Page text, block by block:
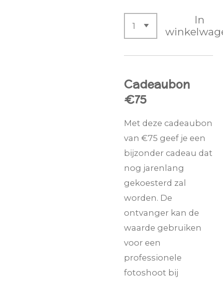
In
Cadeaubon
€75
Met deze cadeaubon
van €75 geef je een
bijzonder cadeau dat
nog jarenlang
gekoesterd zal
worden. De
ontvanger kan de
waarde gebruiken
voor een
professionele
fotoshoot bij